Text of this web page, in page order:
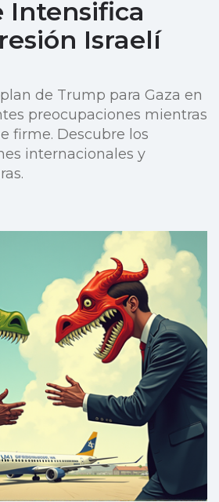
Intensifica
Israelí
de Trump para Gaza en
preocupaciones mientras
firme. Descubre los
internacionales y